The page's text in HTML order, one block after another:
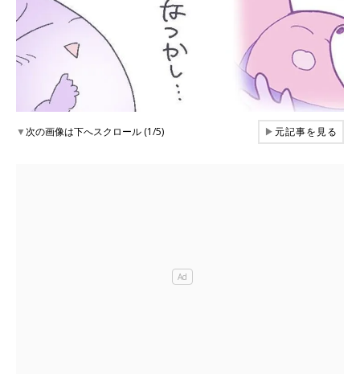
▼次の画像は下へスクロール (1/5) ▶元記事を見る